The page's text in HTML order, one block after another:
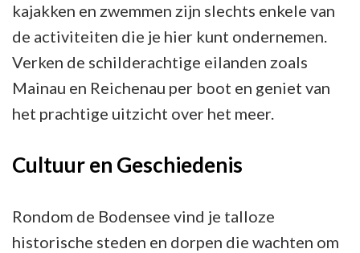
kajakken en zwemmen zijn slechts enkele van
de activiteiten die je hier kunt ondernemen.
Verken de schilderachtige eilanden zoals
Mainau en Reichenau per boot en geniet van
het prachtige uitzicht over het meer.
Cultuur en Geschiedenis
Rondom de Bodensee vind je talloze
historische steden en dorpen die wachten om